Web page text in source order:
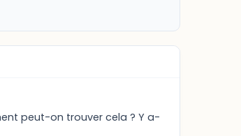
peut-on trouver cela ? Y a-